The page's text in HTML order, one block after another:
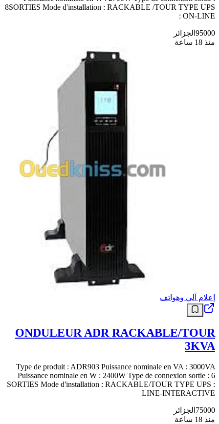
8SORTIES Mode d'installation : RACKABLE /TOUR TYPE UPS
: ON-LINE
95000 الجزائر
منذ 18 ساعة
إعلام آلي وهواتف
ONDULEUR ADR RACKABLE/TOUR
3KVA
Type de produit : ADR903 Puissance nominale en VA : 3000VA
Puissance nominale en W : 2400W Type de connexion sortie : 6
SORTIES Mode d'installation : RACKABLE/TOUR TYPE UPS :
LINE-INTERACTIVE
75000 الجزائر
منذ 18 ساعة